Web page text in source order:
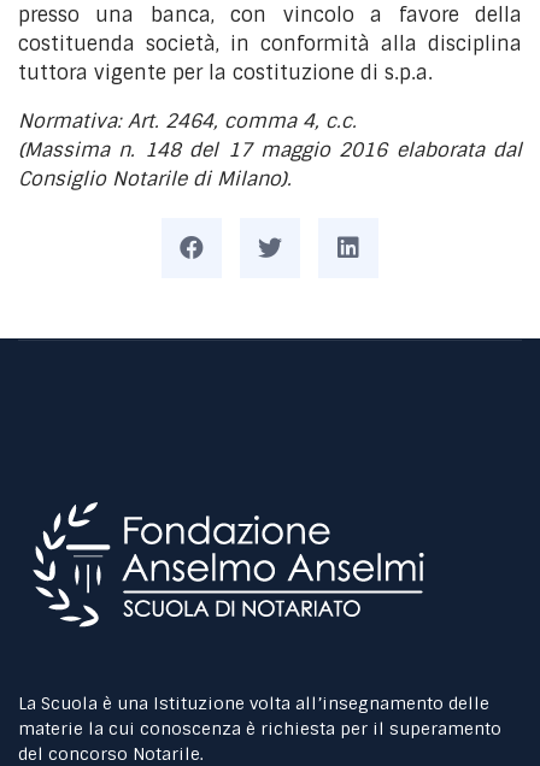
presso una banca, con vincolo a favore della
costituenda società, in conformità alla disciplina
tuttora vigente per la costituzione di s.p.a.
Normativa: Art. 2464, comma 4, c.c.
(Massima n. 148 del 17 maggio 2016 elaborata dal
Consiglio Notarile di Milano).
La Scuola è una Istituzione volta all’insegnamento delle
materie la cui conoscenza è richiesta per il superamento
del concorso Notarile.